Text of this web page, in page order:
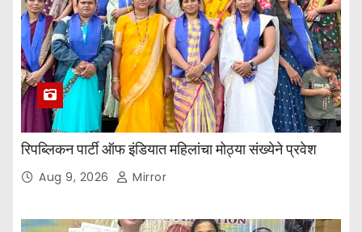
रिपब्लिकन पार्टी ऑफ इंडियात महिलांचा मोठ्या संख्येने प्रवेश
Aug 9, 2026 Mirror